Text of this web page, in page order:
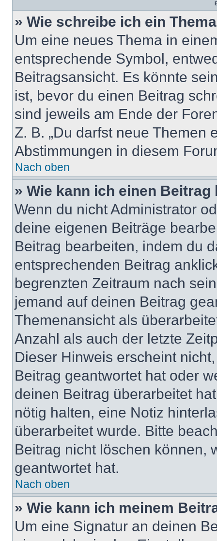
» Wie schreibe ich ein
Um eine neues Thema in
entsprechende Symbol,
Beitragsansicht. Es könnte
ist, bevor du einen Beitrag
sind jeweils am Ende der
Z. B. „Du darfst neue Themen
Abstimmungen in diesem
Nach oben
» Wie kann ich einen
Wenn du nicht Administrator
deine eigenen Beiträge
Beitrag bearbeiten, indem du
entsprechenden Beitrag
begrenzten Zeitraum nach
jemand auf deinen Beitrag
Themenansicht als
Anzahl als auch der letzte
Dieser Hinweis erscheint
Beitrag geantwortet hat oder
deinen Beitrag überarbeitet
nötig halten, eine Notiz
überarbeitet wurde. Bitte
Beitrag nicht löschen können,
geantwortet hat.
Nach oben
» Wie kann ich meinem
Um eine Signatur an deinen